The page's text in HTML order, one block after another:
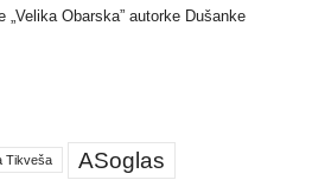
Obarska” autorke Dušanke
Tikveša ASoglas